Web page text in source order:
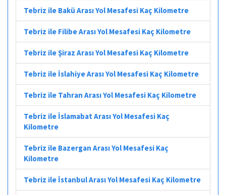
Tebriz ile Bakü Arası Yol Mesafesi Kaç Kilometre
Tebriz ile Filibe Arası Yol Mesafesi Kaç Kilometre
Tebriz ile Şiraz Arası Yol Mesafesi Kaç Kilometre
Tebriz ile İslahiye Arası Yol Mesafesi Kaç Kilometre
Tebriz ile Tahran Arası Yol Mesafesi Kaç Kilometre
Tebriz ile İslamabat Arası Yol Mesafesi Kaç
Kilometre
Tebriz ile Bazergan Arası Yol Mesafesi Kaç
Kilometre
Tebriz ile İstanbul Arası Yol Mesafesi Kaç Kilometre